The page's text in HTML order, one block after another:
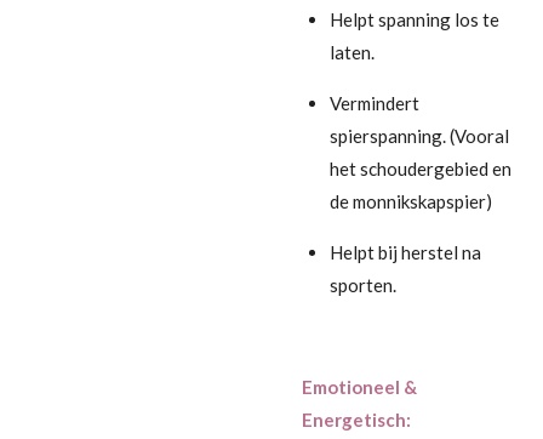
Helpt spanning los te
laten.
Vermindert
spierspanning. (Vooral
het schoudergebied en
de monnikskapspier)
Helpt bij herstel na
sporten.
Emotioneel &
Energetisch: